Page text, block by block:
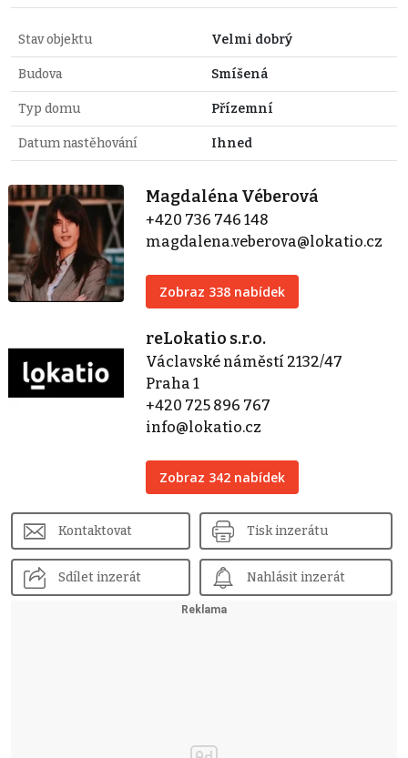
Stav objektu Velmi dobrý
Budova Smíšená
Typ domu Přízemní
Datum nastěhování Ihned
Magdaléna Véberová
+420 736 746 148
magdalena.veberova@lokatio.cz
Zobraz 338 nabídek
reLokatio s.r.o.
Václavské náměstí 2132/47
Praha 1
+420 725 896 767
info@lokatio.cz
Zobraz 342 nabídek
Kontaktovat Tisk inzerátu
Sdílet inzerát Nahlásit inzerát